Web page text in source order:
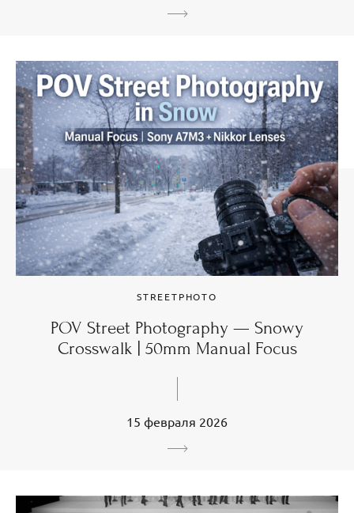
STREETPHOTO
POV Street Photography — Snowy
Crosswalk | 50mm Manual Focus
15 февраля 2026